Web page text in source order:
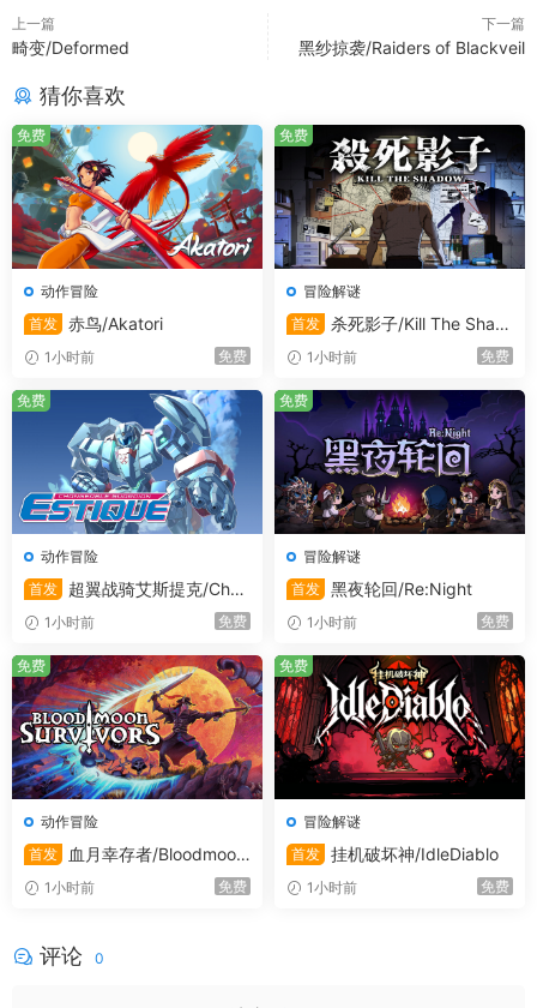
上一篇
畸变/Deformed
下一篇
黑纱掠袭/Raiders of Blackveil
猜你喜欢
动作冒险
首发 赤鸟/Akatori
1小时前 免费
免费
冒险解谜
首发 杀死影子/Kill The Shad
ow 1小时前 免费
免费
动作冒险
首发
超翼战骑艾斯提克/Chan
geable Guardian ESTIQUE
1小时前 免费
免费
冒险解谜
首发 黑夜轮回/Re:Night
1小时前 免费
免费
动作冒险
首发
血月幸存者/Bloodmoon
Survivors
1小时前 免费
免费
冒险解谜
首发 挂机破坏神/IdleDiablo
1小时前 免费
免费
评论 0